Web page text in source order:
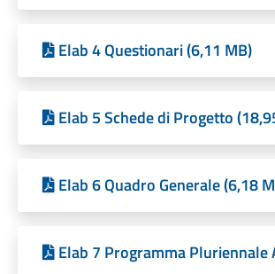
Elab 4 Questionari (6,11 MB)
Elab 5 Schede di Progetto
Elab 6 Quadro Generale (6,18
Elab 7 Programma Pluriennale